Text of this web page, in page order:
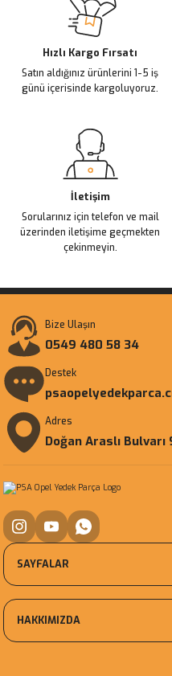
Ürün açıklamasında eksik
Ürün bilgilerinde hatalar
Ürün fiyatı diğer sitelerden daha
Bu ürüne benzer farklı
Hızlı Kargo Fırsatı
Satın aldığınız ürünlerini 1-5 iş
günü içerisinde kargoluyoruz.
İletişim
Sorularınız için telefon ve mail
üzerinden iletişime geçmekten
çekinmeyin.
Bize Ulaşın
0549 480 58 34
Destek
Adres
Doğan Araslı
SAYFALAR
HAKKIMIZDA